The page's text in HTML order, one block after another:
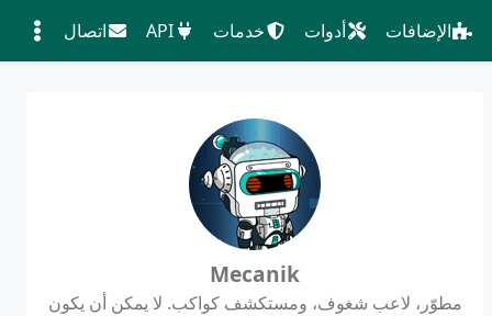
الإضافات أدوات خدمات API اتصال
Mecanik
مطوّر، لاعب شغوف، ومستكشف كواكب. لا يمكن أن يكون